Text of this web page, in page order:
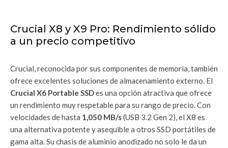
Crucial X8 y X9 Pro: Rendimiento sólido
a un precio competitivo
Crucial, reconocida por sus componentes de memoria, también
ofrece excelentes soluciones de almacenamiento externo. El
Crucial X6 Portable SSDes una opción atractiva que ofrece
un rendimiento muy respetable para su rango de precio. Con
velocidades de hasta 1,050 MB/s(USB 3.2 Gen 2), el X8 es
una alternativa potente y asequible a otros SSD portátiles de
gama alta. Su chasis de aluminio anodizado no solo le da un